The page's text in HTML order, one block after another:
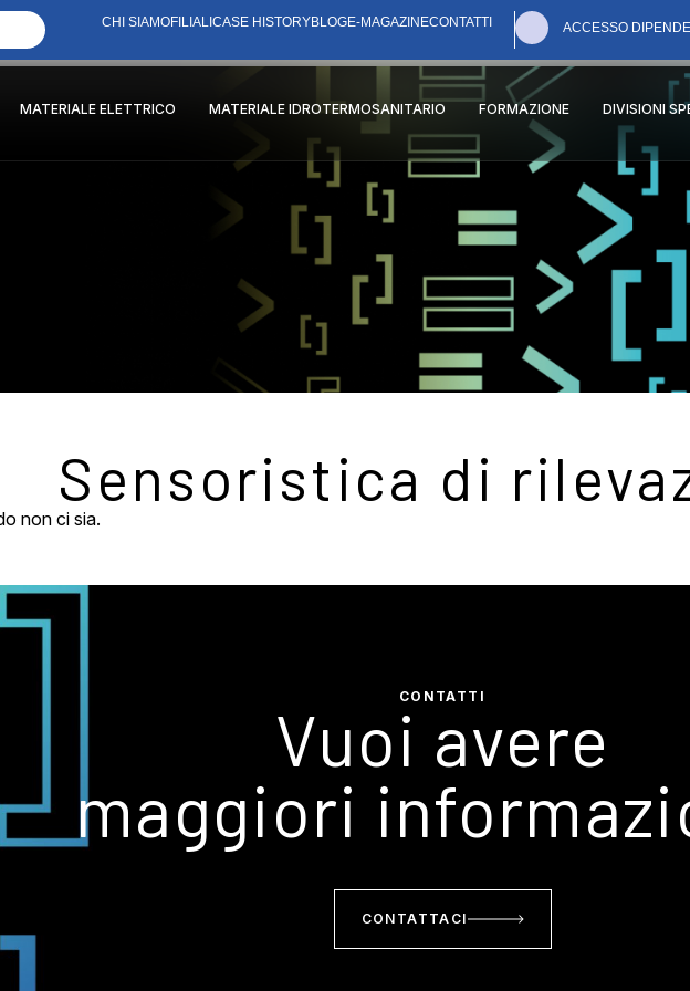
CHI SIAMOFILIALICASE HISTORYBLOGE-MAGAZINECONTATTI ACCESSO
MATERIALE ELETTRICO MATERIALE IDROTERMOSANITARIO FORMAZIONE DIVISIONI
Sensoristica di
non ci sia.
CONTATTI
Vuoi avere
maggiori
CONTATTACI